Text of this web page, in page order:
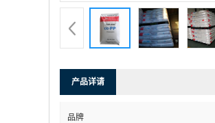
产品详请
品牌